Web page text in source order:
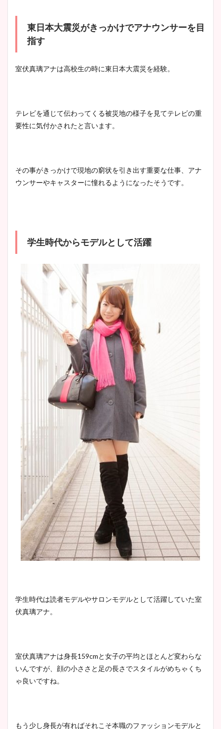
東日本大震災がきっかけでアナウンサーを目
指す
室伏真璃アナは高校生の時に東日本大震災を経験。
テレビを通じて伝わってくる被災地の様子を見てテレビの重
要性に気付かされたと言います。
その事がきっかけで現地の窮状を引き出す重要な仕事、アナ
ウンサーやキャスターに憧れるようになったそうです。
学生時代からモデルとして活躍
学生時代は読者モデルやサロンモデルとして活躍していた室
伏真璃アナ。
室伏真璃アナは身長159cmと女子の平均とほとんど変わらな
いんですが、顔の小ささと足の長さでスタイルがめちゃくち
ゃ良いですね。
もう少し身長が有ればそれこそ本職のファッションモデルと